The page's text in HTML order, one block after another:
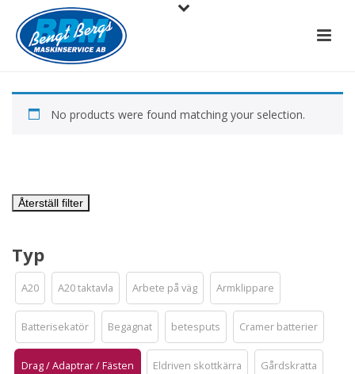
No products were found matching your selection.
Återställ filter
Typ
A20 A20 taktavla Arbete på väg Armklippare
Batterisekatör Begagnat betesputs Cramer batterier
Drag / Adaptrar / Fästen Eldriven skottkärra Gårdskratta